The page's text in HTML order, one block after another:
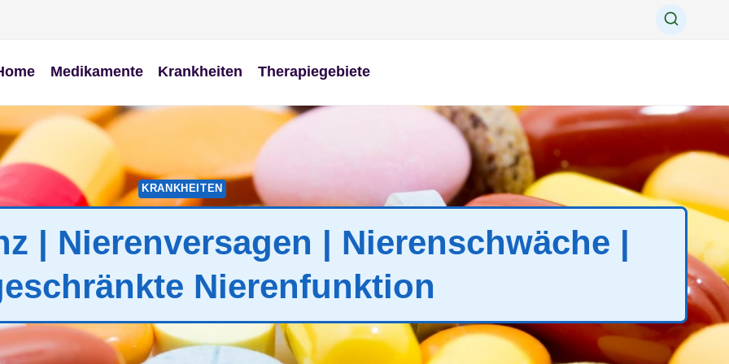
Medikamente Krankheiten Therapiegebiete
KRANKHEITEN
| Nierenversagen | Nierenschwäche |
Nierenfunktion